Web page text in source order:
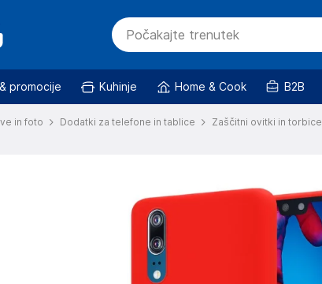
promocije Kuhinje Home & Cook B2B
in foto Dodatki za telefone in tablice Zaščitni ovitki in torbice